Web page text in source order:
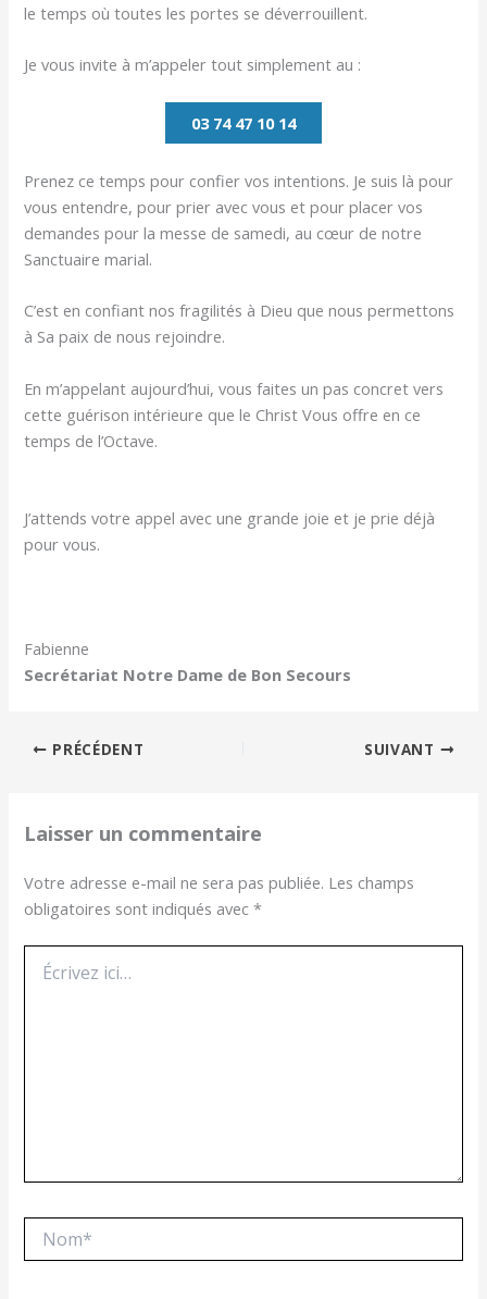
le temps où toutes les portes se déverrouillent.
Je vous invite à m’appeler tout simplement au :
03 74 47 10 14
Prenez ce temps pour confier vos intentions. Je suis là pour
vous entendre, pour prier avec vous et pour placer vos
demandes pour la messe de samedi, au cœur de notre
Sanctuaire marial.
C’est en confiant nos fragilités à Dieu que nous permettons
à Sa paix de nous rejoindre.
En m’appelant aujourd’hui, vous faites un pas concret vers
cette guérison intérieure que le Christ Vous offre en ce
temps de l’Octave.
J’attends votre appel avec une grande joie et je prie déjà
pour vous.
Fabienne
Secrétariat Notre Dame de Bon Secours
PRÉCÉDENT SUIVANT
Laisser un commentaire
Votre adresse e-mail ne sera pas publiée. Les champs
obligatoires sont indiqués avec*
ici…